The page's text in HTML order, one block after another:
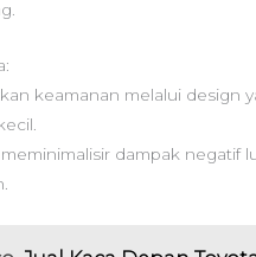
keamanan melalui design
dampak negatif